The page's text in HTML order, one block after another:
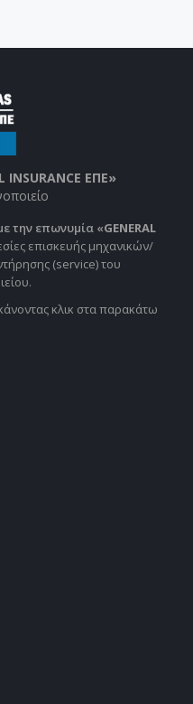
INSURANCE ΕΠΕ»
την επωνυμία «GENERAL
επισκευής μηχανικών/
(service) του
κλικ στα παρακάτω